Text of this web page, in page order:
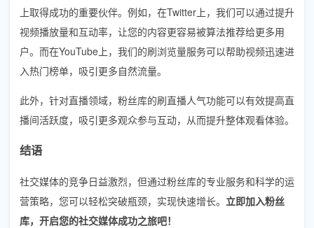
上取得成功的重要伙伴。例如，在Twitter上，我们可以通过提升
视频播放量和互动率，让您的内容更容易被算法推荐给更多用
户。而在YouTube上，我们的刷浏览量服务可以帮助视频迅速进
入热门榜单，吸引更多自然流量。
此外，针对直播领域，粉丝库的刷直播人气功能可以有效提高直
播间活跃度，吸引更多观众参与互动，从而提升整体观看体验。
结语
社交媒体的竞争日益激烈，但通过粉丝库的专业服务和科学的运
营策略，您可以轻松突破瓶颈，实现快速增长。 立即加入粉丝
库，开启您的社交媒体成功之旅吧！